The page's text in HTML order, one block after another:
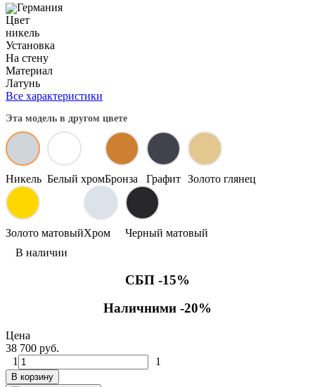
Германия
Цвет
никель
Установка
На стену
Материал
Латунь
Все характеристики
Эта модель в другом цвете
Никель Белый хромБронза Графит Золото глянец
Золото матовыйХром
Черный матовый
В наличии
СБП -15%
Наличними -20%
Цена
38 700 руб.
1
1
В корзину